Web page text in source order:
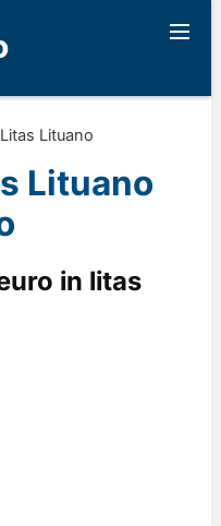
Litas Lituano
Lituano
in litas